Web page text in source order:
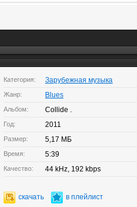
Категория: Зарубежная музыка
Жанр: Blues
Альбом: Collide .
Год: 2011
Размер: 5,17 МБ
Время: 5:39
Качество: 44 kHz, 192 kbps
скачать в плейлист